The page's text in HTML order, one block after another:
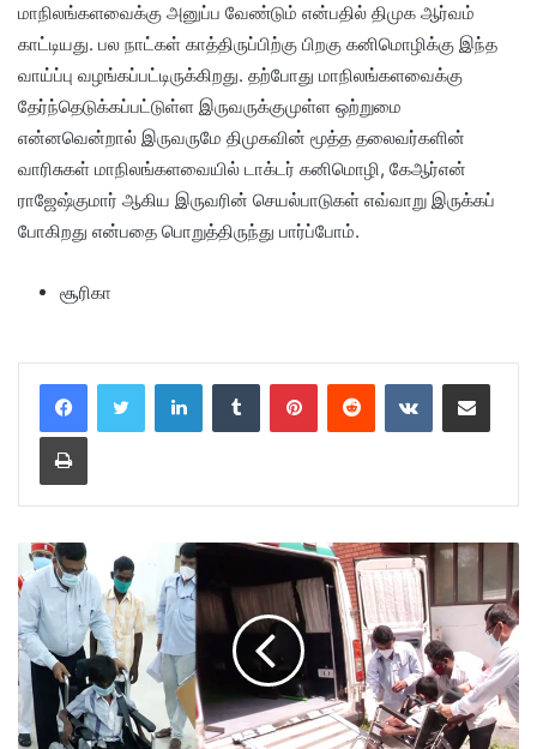
மாநிலங்களவைக்கு அனுப்ப வேண்டும் என்பதில் திமுக ஆர்வம்
காட்டியது. பல நாட்கள் காத்திருப்பிற்கு பிறகு கனிமொழிக்கு இந்த
வாய்ப்பு வழங்கப்பட்டிருக்கிறது. தற்போது மாநிலங்களவைக்கு
தேர்ந்தெடுக்கப்பட்டுள்ள இருவருக்குமுள்ள ஒற்றுமை
என்னவென்றால் இருவருமே திமுகவின் மூத்த தலைவர்களின்
வாரிசுகள் மாநிலங்களவையில் டாக்டர் கனிமொழி, கேஆர்என்
ராஜேஷ்குமார் ஆகிய இருவரின் செயல்பாடுகள் எவ்வாறு இருக்கப்
போகிறது என்பதை பொறுத்திருந்து பார்ப்போம்.
சூரிகா
LinkedInTumblr PinterestReddit VKontakteShare via Email
Print